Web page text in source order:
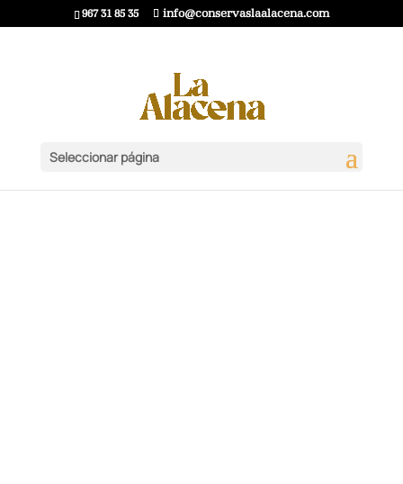
967 31 85 35 info@conservaslaalacena.com
Seleccionar página